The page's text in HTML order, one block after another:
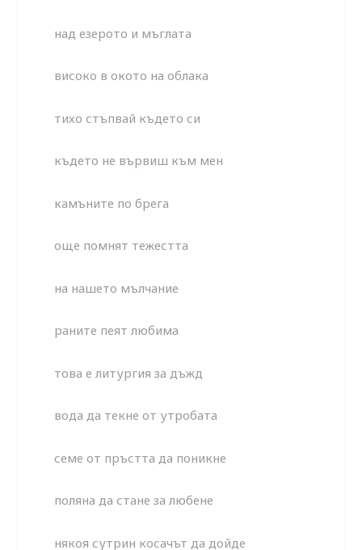
над езерото и мъглата
високо в окото на облака
тихо стъпвай където си
където не вървиш към мен
камъните по брега
още помнят тежестта
на нашето мълчание
раните пеят любима
това е литургия за дъжд
вода да текне от утробата
семе от пръстта да поникне
поляна да стане за любене
някоя сутрин косачът да дойде